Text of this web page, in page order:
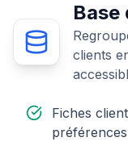
Base
clients
Fiches
préférences